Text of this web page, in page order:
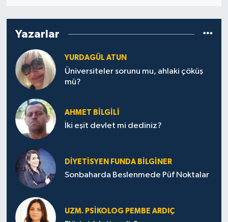
Yazarlar
YURDAGÜL ATUN
Üniversiteler sorunu mu, ahlaki çöküş
mü?
AHMET BILGILI
İki eşit devlet mi dediniz?
DIYETISYEN FUNDA BILGINER
Sonbaharda Beslenmede Püf Noktalar
UZM. PSIKOLOG PEMBE ARDIÇ
LEFKOŞA
MAGAZİN
Nöbetçi Eczaneler
ÖZEL HABER
SAĞLIK
SİYASET
TATLISU